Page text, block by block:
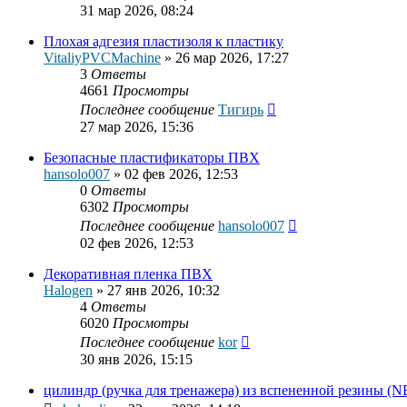
31 мар 2026, 08:24
Плохая адгезия пластизоля к пластику
VitaliyPVCMachine » 26 мар 2026, 17:27
3 Ответы
4661 Просмотры
Последнее сообщение Тигирь
27 мар 2026, 15:36
Безопасные пластификаторы ПВХ
hansolo007 » 02 фев 2026, 12:53
0 Ответы
6302 Просмотры
Последнее сообщение hansolo007
02 фев 2026, 12:53
Декоративная пленка ПВХ
Halogen » 27 янв 2026, 10:32
4 Ответы
6020 Просмотры
Последнее сообщение kor
30 янв 2026, 15:15
цилиндр (ручка для тренажера) из вспененной резины